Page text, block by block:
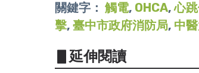
關鍵字： 觸電, OHCA,心
擊, 臺中市政府消防局, 中
▋延伸閱讀